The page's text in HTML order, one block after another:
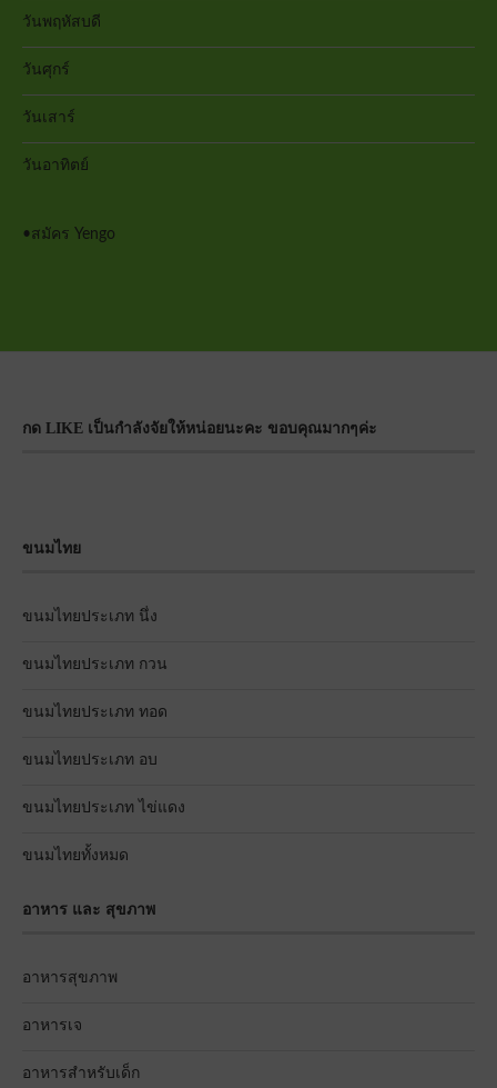
วันพฤหัสบดี
วันศุกร์
วันเสาร์
วันอาทิตย์
•สมัคร Yengo
กด LIKE เป็นกำลังจัยให้หน่อยนะคะ ขอบคุณมากๆค่ะ
ขนมไทย
ขนมไทยประเภท นึ่ง
ขนมไทยประเภท กวน
ขนมไทยประเภท ทอด
ขนมไทยประเภท อบ
ขนมไทยประเภท ไข่แดง
ขนมไทยทั้งหมด
อาหาร และ สุขภาพ
อาหารสุขภาพ
อาหารเจ
อาหารสำหรับเด็ก